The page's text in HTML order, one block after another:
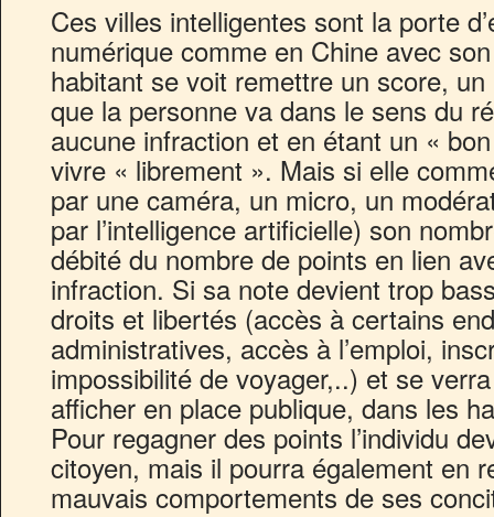
Ces villes intelligentes sont la porte
numérique comme en Chine avec
habitant se voit remettre un score,
que la personne va dans le sens du
aucune infraction et en étant un «
vivre « librement ». Mais si elle
par une caméra, un micro, un
par l’intelligence artificielle) son
débité du nombre de points en lien
infraction. Si sa note devient trop
droits et libertés (accès à certains
administratives, accès à l’emploi,
impossibilité de voyager,..) et se
afficher en place publique, dans les
Pour regagner des points l’individu
citoyen, mais il pourra également en
mauvais comportements de ses